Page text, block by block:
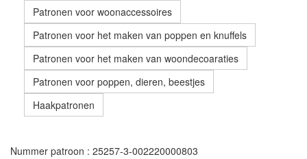
Patronen voor woonaccessoires
Patronen voor het maken van poppen en knuffels
Patronen voor het maken van woondecoaraties
Patronen voor poppen, dieren, beestjes
Haakpatronen
Nummer patroon : 25257-3-002220000803